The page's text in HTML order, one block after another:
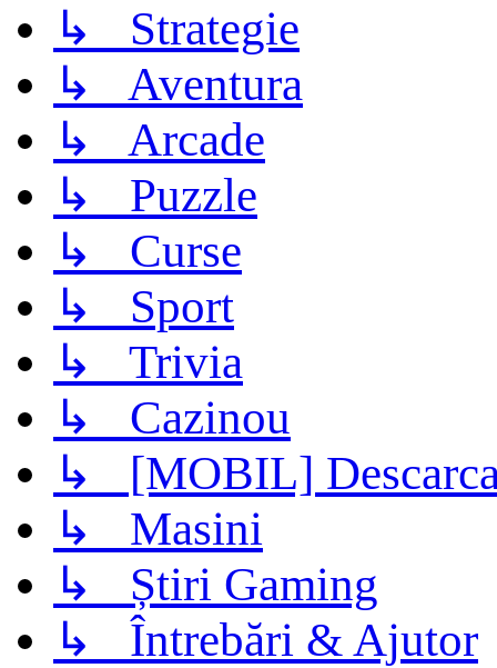
↳ Strategie
↳ Aventura
↳ Arcade
↳ Puzzle
↳ Curse
↳ Sport
↳ Trivia
↳ Cazinou
↳ [MOBIL]
↳ Masini
↳ Știri Gaming
↳ Întrebări & Ajutor